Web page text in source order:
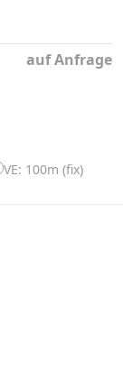
auf Anfrage
VE: 100m (fix)